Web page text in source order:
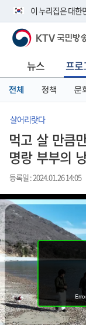
이 누리집은 대한
공식 누리집 주소
니다.
이밖에 or.kr 또는
서 도메인 주소를
KTV 국민방송
뉴스 프로
전체 정책 문
살어리랏다
먹고 살 만큼
명랑 부부의
등록일 : 2024.01.26 14:05